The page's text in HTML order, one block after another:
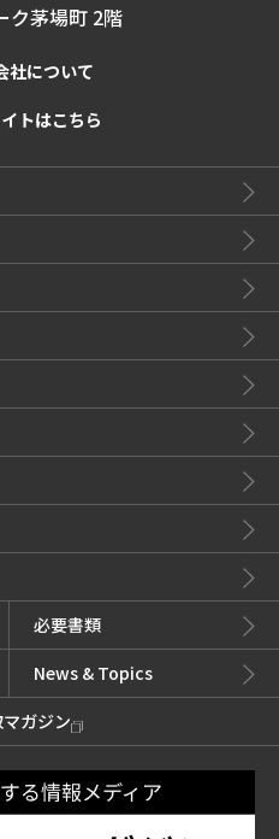
ク茅場町 2階
社について
トはこちら
必要書類
News & Topics
ガジン